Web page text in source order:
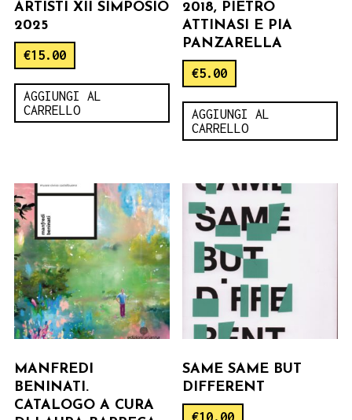
ARTISTI XII SIMPOSIO
2025
€15.00
AGGIUNGI AL
CARRELLO
2018, PIETRO
ATTINASI E PIA
PANZARELLA
€5.00
AGGIUNGI AL
CARRELLO
MANFREDI
BENINATI.
CATALOGO A CURA
SAME SAME BUT
DIFFERENT
€10.00